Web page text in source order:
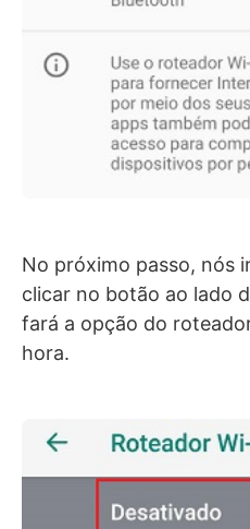
No próximo passo, nós
clicar no botão ao lado
fará a opção do
hora.